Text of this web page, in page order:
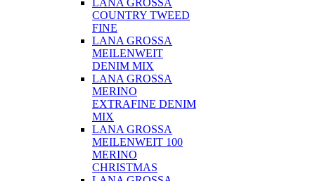
LANA GROSSA
COUNTRY TWEED
FINE
LANA GROSSA
MEILENWEIT
DENIM MIX
LANA GROSSA
MERINO
EXTRAFINE DENIM
MIX
LANA GROSSA
MEILENWEIT 100
MERINO
CHRISTMAS